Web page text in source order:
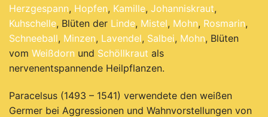
Herzgespann, Hopfen, Kamille, Johanniskraut,
Kuhschelle, Blüten der Linde, Mistel, Mohn, Rosmarin,
Schneeball, Minzen, Lavendel, Salbei, Mohn, Blüten
vom Weißdorn und Schöllkraut als
nervenentspannende Heilpflanzen.
Paracelsus (1493 – 1541) verwendete den weißen
Germer bei Aggressionen und Wahnvorstellungen von